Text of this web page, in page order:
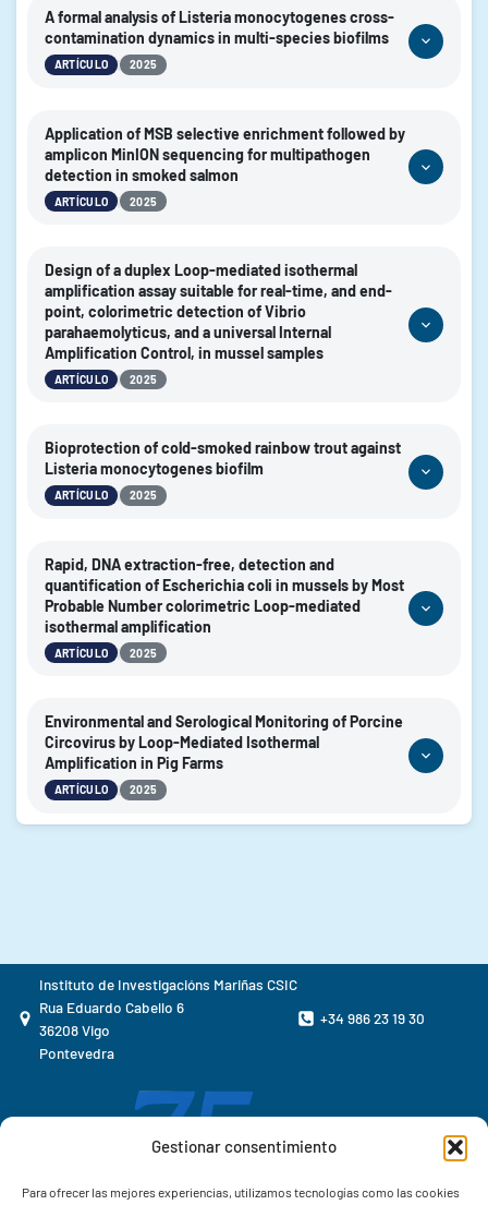
Gestionar consentimiento
Para ofrecer las mejores experiencias, utilizamos tecnologías como las cookies
A formal analysis of Listeria monocytogenes cross-
contamination dynamics in multi-species biofilms
ARTÍCULO | 2025
Nogueira, Raquel A.; Rodríguez-Herrera, Juan J.; López-
Carmona, José Luis; Valero, Antonio; L. Cabo, Marta
2025
npj Science of Food
Application of MSB selective enrichment followed by
amplicon MinION sequencing for multipathogen
detection in smoked salmon
ARTÍCULO | 2025
Costa-Ribeiro, Ana; Lamas, Alexandre; Prado, Marta; Garrido-
Maestu, Alejandro
AÑO:2025
REVISTA:npj Science of Food
DOI:https://doi.org/10.1038/s41538-025-00452-5
Design of a duplex Loop-mediated isothermal
amplification assay suitable for real-time, and end-
point, colorimetric detection of Vibrio
parahaemolyticus, and a universal Internal
Amplification Control, in mussel samples
ARTÍCULO | 2025
Rocha-Grandal, David; López, Marta; Garrido-Maestu, Alejandro
AÑO:2025
REVISTA:Food Control
Bioprotection of cold-smoked rainbow trout against
Listeria monocytogenes biofilm
ARTÍCULO | 2025
Sánchez-Martín, Javier; Serrano-Heredia, Salud María;
Carrasco-Jiménez, Elena; Valero, Antonio; López Cabo, Marta
AÑO:2025
REVISTA: Food Bioscience
Rapid, DNA extraction-free, detection and
quantification of Escherichia coli in mussels by Most
Probable Number colorimetric Loop-mediated
isothermal amplification
ARTÍCULO | 2025
García-Sanmartín, Lucía; Creo-Menéndez, Rosalía; Rodríguez-
Herrera, Juan José; Garrido-Maestu, Alejandro
AÑO: 2025
Aquaculture
Environmental and Serological Monitoring of Porcine
Circovirus by Loop-Mediated Isothermal
Amplification in Pig Farms
ARTÍCULO | 2025
Instituto de Investigacións Mariñas CSIC
Rua Eduardo Cabello 6
36208 Vigo
Pontevedra
+34 986 23 19 30